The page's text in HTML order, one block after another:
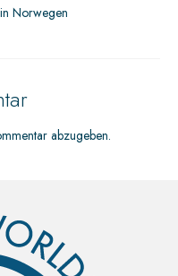
Norwegen
abzugeben.